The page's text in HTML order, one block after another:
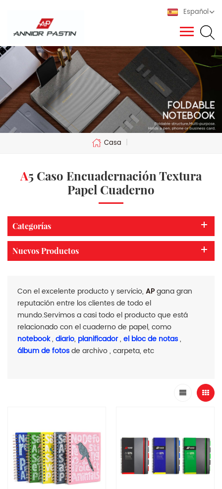
Español
Casa |
A5 Caso Encuadernación Textura
Papel Cuaderno
Categorías
Nuevos Productos
Con el excelente producto y servicio, APgana gran
reputación entre los clientes de todo el
mundo.Servimos a casi todo el producto que está
relacionado con el cuaderno de papel, como
notebook, diario, planificador, el bloc de notas,
álbum de fotosde archivo , carpeta, etc